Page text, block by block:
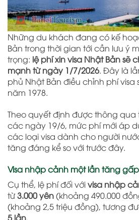
Những du khách đang có kế
Bản trong thời gian tới cần lưu ý
trọng: lệ phí xin visa Nhật Bản sẽ
mạnh từ ngày 1/7/2026. Đây là
phủ Nhật Bản điều chỉnh phí visa
năm 1978.
Theo quyết định được thông
các ngày 19/6, mức phí mới áp
các loại visa dành cho người
tăng đáng kể so với trước đây.
Visa nhập cảnh một lần tăng
Cụ thể, lệ phí đối vớivisa nhập
từ3.000 yên(khoảng 490.000
(khoảng 2,5 triệu đồng), tương
5 lần.